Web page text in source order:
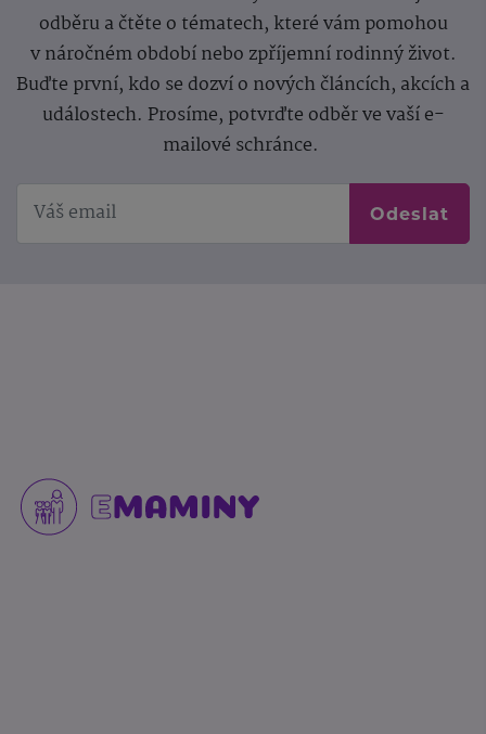
odběru a čtěte o tématech, které vám pomohou
v náročném období nebo zpříjemní rodinný život.
Buďte první, kdo se dozví o nových článcích, akcích a
událostech. Prosíme, potvrďte odběr ve vaší e-
mailové schránce.
Odeslat